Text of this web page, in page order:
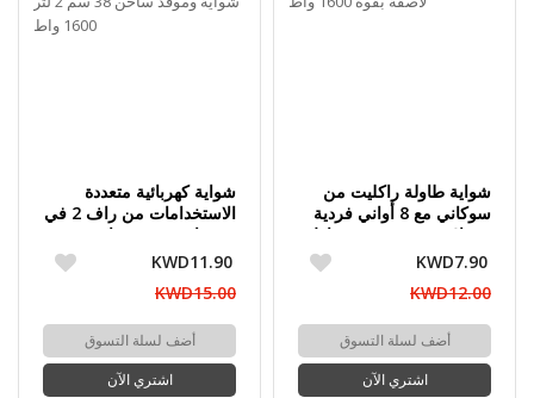
شواية طاولة راكليت من
سوكاني مع 8 أواني فردية
غير لاصقة بقوة 1600 واط
KWD7.90
KWD12.00
أضف لسلة التسوق
اشتري الآن
شواية كهربائية متعددة
الاستخدامات من راف 2 في
سم 2 لتر 1600 واط
KWD11.90
KWD15.00
أضف لسلة التسوق
اشتري الآن